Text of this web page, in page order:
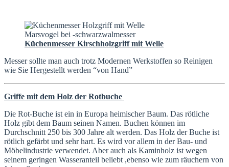
Küchenmesser Kirschholzgriff mit Welle
Messer sollte man auch trotz Modernen Werkstoffen so Reinigen
wie Sie Hergestellt werden “von Hand”
Griffe mit dem Holz der Rotbuche
Die Rot-Buche ist ein in Europa heimischer Baum. Das rötliche
Holz gibt dem Baum seinen Namen. Buchen können im
Durchschnitt 250 bis 300 Jahre alt werden. Das Holz der Buche ist
rötlich gefärbt und sehr hart. Es wird vor allem in der Bau- und
Möbelindustrie verwendet. Aber auch als Kaminholz ist wegen
seinem geringen Wasseranteil beliebt ,ebenso wie zum räuchern von